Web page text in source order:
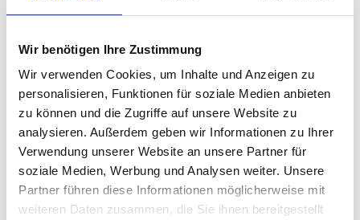
Wir benötigen Ihre Zustimmung
Wir verwenden Cookies, um Inhalte und Anzeigen zu
personalisieren, Funktionen für soziale Medien anbieten
zu können und die Zugriffe auf unsere Website zu
analysieren. Außerdem geben wir Informationen zu Ihrer
Verwendung unserer Website an unsere Partner für
soziale Medien, Werbung und Analysen weiter. Unsere
Partner führen diese Informationen möglicherweise mit
weiteren Daten zusammen, die Sie ihnen bereitgestellt
20249Hamburg
zum Anbieter